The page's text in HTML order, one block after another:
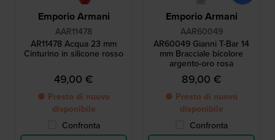
Emporio Armani
AAR11478
AR11478 Acqua 23 mm
Cinturino in silicone rosso
49,00 €
● Presto di nuovo
disponibile
Confronta
Emporio Armani
AAR60049
AR60049 Gianni T-Bar 14
mm Bracciale bicolore
argento-oro rosa
89,00 €
● Presto di nuovo
disponibile
Confronta